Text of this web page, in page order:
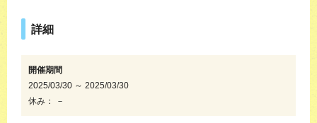
詳細
開催期間
2025/03/30 ～ 2025/03/30
休み： －